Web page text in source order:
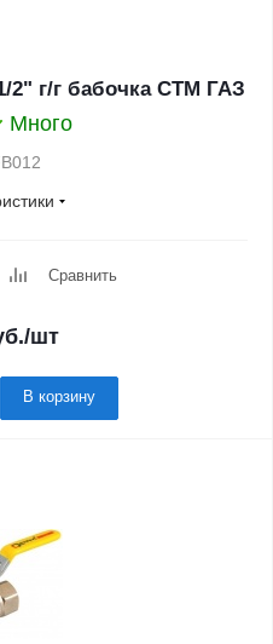
г/г бабочка CTM ГАЗ
Много
Сравнить
/шт
В корзину